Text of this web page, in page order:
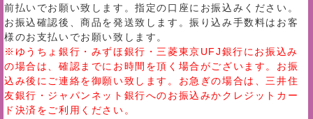
前払いでお願い致します。指定の口座にお振込みください。
お振込確認後、商品を発送致します。振り込み手数料はお客
様のお支払いでお願い致します。
※ゆうちょ銀行・みずほ銀行・三菱東京UFJ銀行にお振込み
の場合は、確認までにお時間を頂く場合がございます。お振
込み後にご連絡を御願い致します。お急ぎの場合は、三井住
友銀行・ジャパンネット銀行へのお振込みかクレジットカー
ド決済をご利用ください。